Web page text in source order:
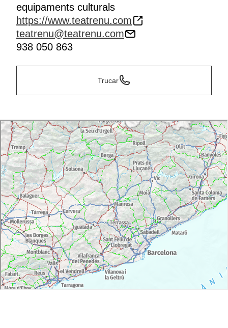
equipaments culturals
https://www.teatrenu.com
teatrenu@teatrenu.com
938 050 863
Trucar